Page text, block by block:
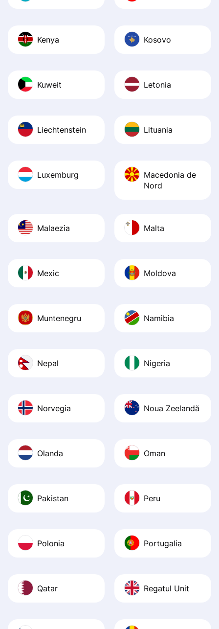
Kenya Kosovo
Kuweit Letonia
Liechtenstein Lituania
Luxemburg
Macedonia de
Nord
Malaezia Malta
Mexic Moldova
Muntenegru Namibia
Nepal Nigeria
Norvegia Noua Zeelandă
Olanda Oman
Pakistan Peru
Polonia Portugalia
Qatar Regatul Unit